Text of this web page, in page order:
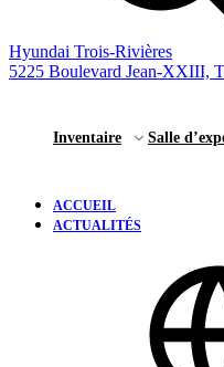
Hyundai Trois-Rivières
5225 Boulevard Jean-XXIII,
Inventaire Salle
ACCUEIL
ACTUALITÉS